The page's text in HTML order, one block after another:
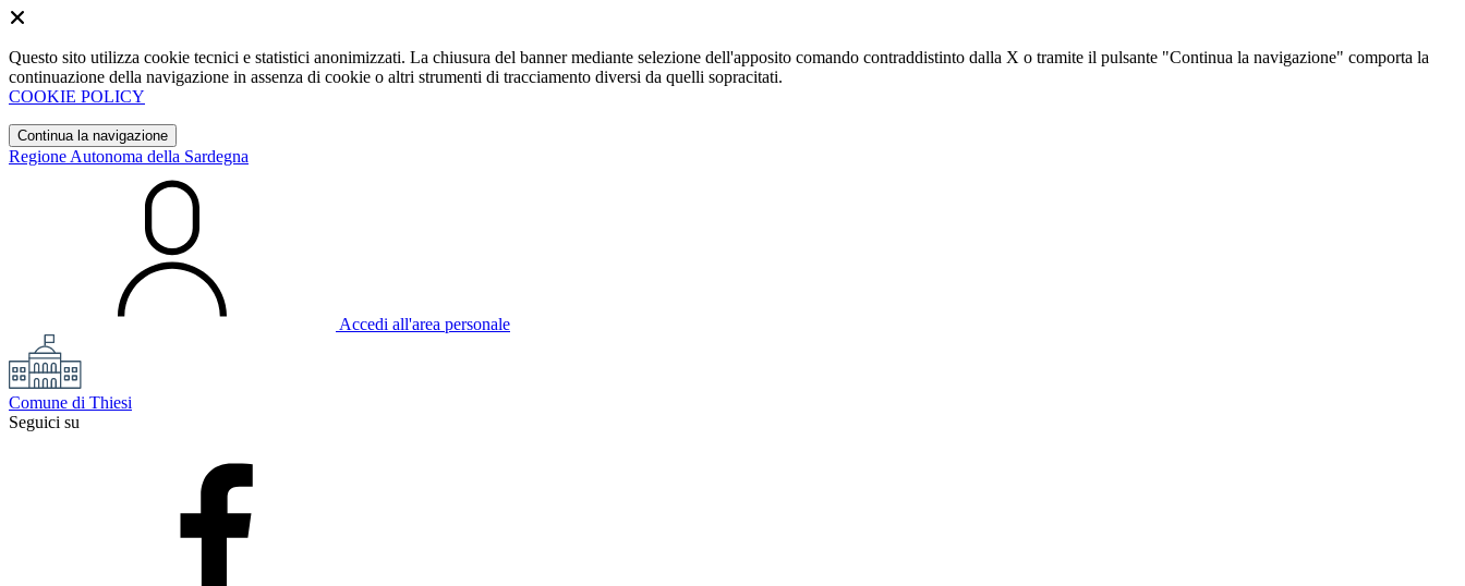
Questo sito utilizza cookie tecnici e statistici anonimizzati. La chiusura del banner mediante selezione dell'apposito comando contraddistinto dalla X o tramite il pulsante "Continua la navigazione" comporta la
continuazione della navigazione in assenza di cookie o altri strumenti di tracciamento diversi da quelli sopracitati.
COOKIE POLICY
Continua la navigazione
Regione Autonoma della Sardegna
Accedi all'area personale
Comune di Thiesi
Seguici su